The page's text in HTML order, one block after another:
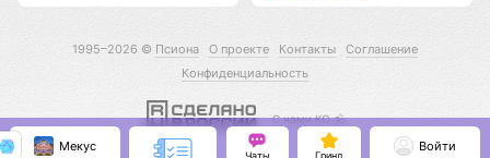
1995–2026 © Псиона О проекте Контакты
Соглашение
Конфиденциальность
С нами КО 🕉️
Мекус
Чаты Гринд
Войти